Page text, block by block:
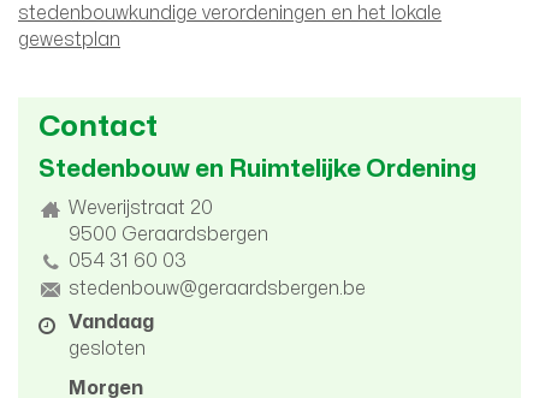
stedenbouwkundige verordeningen en het lokale
gewestplan
Contact
Stedenbouw en Ruimtelijke Ordening
AdresWeverijstraat 20
9500 Geraardsbergen
tel. 054 31 60 03
E-
mail
stedenbouw@geraardsbergen.be
Openingsuren
Vandaag
gesloten
Morgen